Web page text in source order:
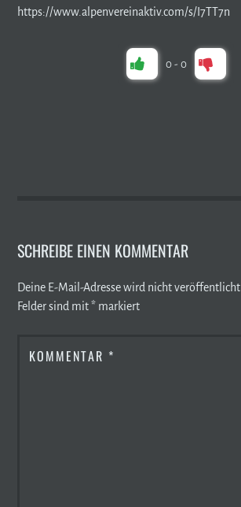
https://www.alpenvereinaktiv.com/s/I7TT7n
0 - 0
SCHREIBE EINEN KOMMENTAR
Deine E-Mail-Adresse wird nicht veröffentlicht.
Felder sind mit* markiert
KOMMENTAR *